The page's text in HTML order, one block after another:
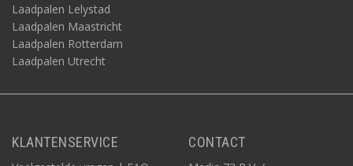
Laadpalen Lelystad
Laadpalen Maastricht
Laadpalen Rotterdam
Laadpalen Utrecht
KLANTENSERVICE CONTACT